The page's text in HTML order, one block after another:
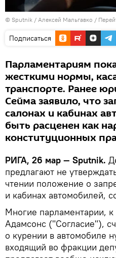
© Sputnik / Алексей Мальгавко /
Подписаться
Парламентариям
жесткими нормы,
транспорте. Ранее
Сейма заявило, что
салонах и кабинах
быть расценен как
конституционных
РИГА, 26 мар — Sputnik.
предлагают не
чтении положение о
и кабинах автомобилей,
Многие парламентарии,
Адамсонс ("Согласие"),
о курении в автомобиле
входящий во фракции